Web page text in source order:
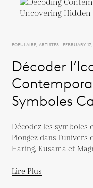
POPULAIRE, ARTISTES - FEBRUARY
Décoder
Symboles
Décodez les symboles
Plongez dans l’univers
Haring, Kusama et
Lire Plus